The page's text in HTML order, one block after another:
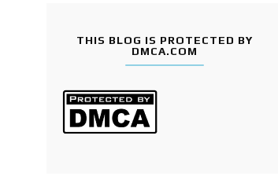
THIS BLOG IS PROTECTED BY
DMCA.COM